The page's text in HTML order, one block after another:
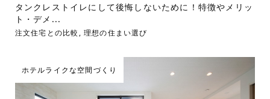
タンクレストイレにして後悔しないために！特徴やメリッ
ト・デメ...
注文住宅との比較 , 理想の住まい選び
ホテルライクな空間づくり